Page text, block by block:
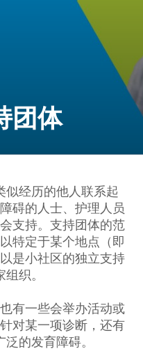
团体
似经历的他人联系起
碍的人士、护理人员
支持。支持团体的范
特定于某个地点（即
是小社区的独立支持
织。
有一些会举办活动或
对某一项诊断，还有
的发育障碍。